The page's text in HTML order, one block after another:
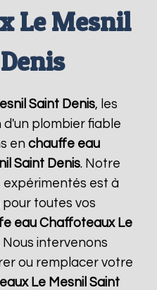
Le Mesnil
Saint Denis, les
plombier fiable
enchauffe eau
Saint Denis. Notre
expérimentés est à
toutes vos
eau Chaffoteaux Le
Nous intervenons
ou remplacer votre
Le Mesnil Saint